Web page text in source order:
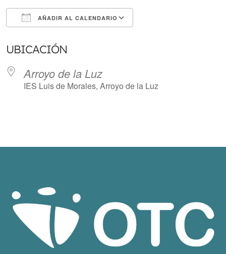
AÑADIR AL CALENDARIO
UBICACIÓN
Arroyo de la Luz
IES Luis de Morales, Arroyo de la Luz